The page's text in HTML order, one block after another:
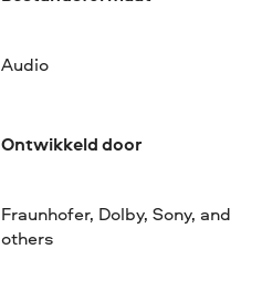
Audio
Ontwikkeld door
Fraunhofer, Dolby, Sony, and
others